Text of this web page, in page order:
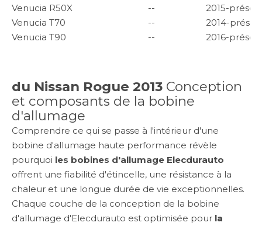
Venucia R50X
--
2015-
Venucia T70
--
2014-
Venucia T90
-- 2016-
du Nissan Rogue 2013 Conception
et composants de la bobine
d'allumage
Comprendre ce qui se passe à l'intérieur d'une
bobine d'allumage haute performance révèle
pourquoi les bobines d'allumage Elecdurauto
offrent une fiabilité d'étincelle, une résistance à la
chaleur et une longue durée de vie exceptionnelles.
Chaque couche de la conception de la bobine
d'allumage d'Elecdurauto est optimisée pour la